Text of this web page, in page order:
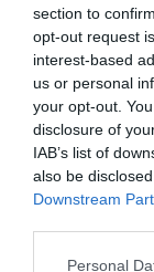
section to
opt-out request
interest-based
us or personal
your opt-out.
disclosure of
IAB’s list of
also be
Downstream
Personal